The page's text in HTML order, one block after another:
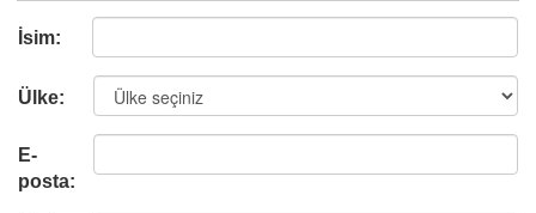
İsim:
Ülke:
E-
posta: